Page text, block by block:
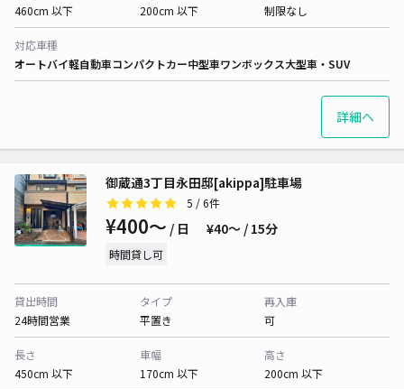
460cm 以下
200cm 以下
制限なし
対応車種
オートバイ軽自動車コンパクトカー中型車ワンボックス大型車・SUV
詳細へ
御蔵通3丁目永田邸[akippa]駐車場
5 / 6件
¥400〜 / 日 ¥40〜 / 15分
時間貸し可
貸出時間
24時間営業
タイプ
平置き
再入庫
可
長さ
450cm 以下
車幅
170cm 以下
高さ
200cm 以下